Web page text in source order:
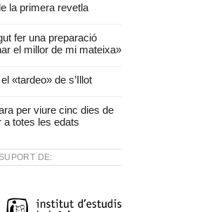
la primera revetla
fer una preparació
el millor de mi mateixa»
«tardeo» de s’Illot
per viure cinc dies de
totes les edats
DE: